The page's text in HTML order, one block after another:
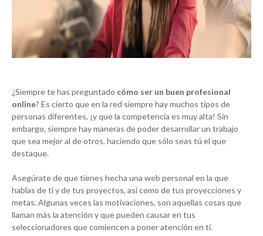
¿Siempre te has preguntado cómo ser un buen profesional
online? Es cierto que en la red siempre hay muchos tipos de
personas diferentes, ¡y que la competencia es muy alta! Sin
embargo, siempre hay maneras de poder desarrollar un trabajo
que sea mejor al de otros, haciendo que sólo seas tú el que
destaque.
Asegúrate de que tienes hecha una web personal en la que
hablas de ti y de tus proyectos, así como de tus proyecciones y
metas. Algunas veces las motivaciones, son aquellas cosas que
llaman más la atención y que pueden causar en tus
seleccionadores que comiencen a poner atención en ti.